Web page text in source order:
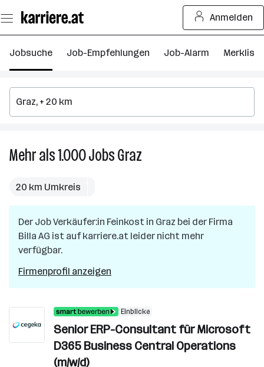
Seiteninhalt
springen
Anmelden
Jobsuche Job-Empfehlungen Job-Alarm Merkliste
Mehr als 1.000JobsGraz
in
Graz
20 km Umkreis
Der JobVerkäufer:in Feinkost in Graz bei der Firma
Billa AG ist auf karriere.at leider nicht mehr
verfügbar.
Firmenprofil anzeigen
Einblicke
Senior ERP-Consultant für Microsoft
D365 Business Central Operations
(m/w/d)